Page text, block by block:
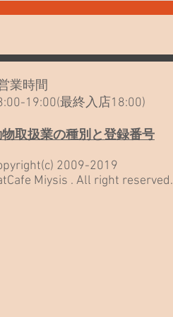
ントカードのご利用について 26
年6月～土日祝日の営業時間が変
更になります 「野良だったんだ
業時間
19:00(最終入店18:00)
取扱業の種別と登録番号
2009-2019
Miysis . All right reserved.